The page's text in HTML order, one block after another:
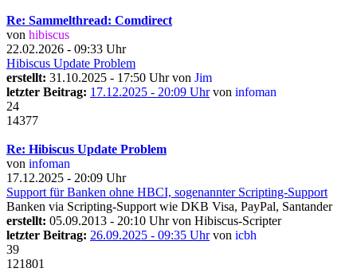
Re: Sammelthread: Comdirect
von hibiscus
22.02.2026 - 09:33 Uhr
Hibiscus Update Problem
erstellt: 31.10.2025 - 17:50 Uhr von Jim
letzter Beitrag: 17.12.2025 - 20:09 Uhrvon infoman
24
14377
Re: Hibiscus Update Problem
von infoman
17.12.2025 - 20:09 Uhr
Support für Banken ohne HBCI, sogenannter Scripting-Support
Banken via Scripting-Support wie DKB Visa, PayPal, Santander
erstellt: 05.09.2013 - 20:10 Uhr von Hibiscus-Scripter
letzter Beitrag: 26.09.2025 - 09:35 Uhrvon icbh
39
121801